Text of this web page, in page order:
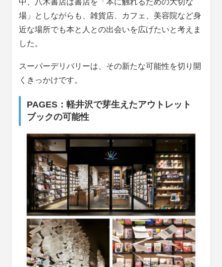
場」としながらも、雑貨店、カフェ、美容院など身
近な場所でも本と人との出会いを広げたいと考えま
した。
スーパーデリバリーは、その新たな可能性を切り開
くきっかけです。
PAGES：軽井沢で芽生えたアウトレット
ブックの可能性